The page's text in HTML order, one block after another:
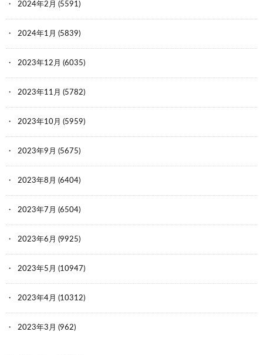
2024年2月 (5591)
2024年1月 (5839)
2023年12月 (6035)
2023年11月 (5782)
2023年10月 (5959)
2023年9月 (5675)
2023年8月 (6404)
2023年7月 (6504)
2023年6月 (9925)
2023年5月 (10947)
2023年4月 (10312)
2023年3月 (962)